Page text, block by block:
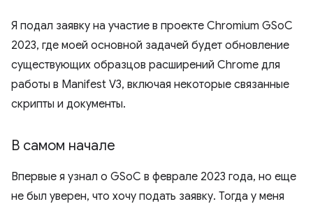
Я подал заявку на участие в проекте Chromium GSoC
2023, где моей основной задачей будет обновление
существующих образцов расширений Chrome для
работы в Manifest V3, включая некоторые связанные
скрипты и документы.
В самом начале
Впервые я узнал о GSoC в феврале 2023 года, но еще
не был уверен, что хочу подать заявку. Тогда у меня